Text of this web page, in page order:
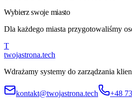
Wybierz swoje miasto
Dla każdego miasta przygotowaliśmy
T
twojastrona.tech
Wdrażamy systemy do zarządzania
kontakt@twojastrona.tech
+48